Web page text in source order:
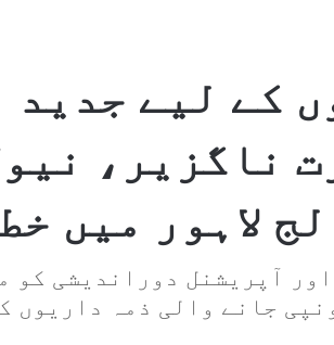
کے لیے جدید
ناگزیر،
لاہور میں
آپریشنل دوراندیشی کو
جانے والی ذمہ داریوں